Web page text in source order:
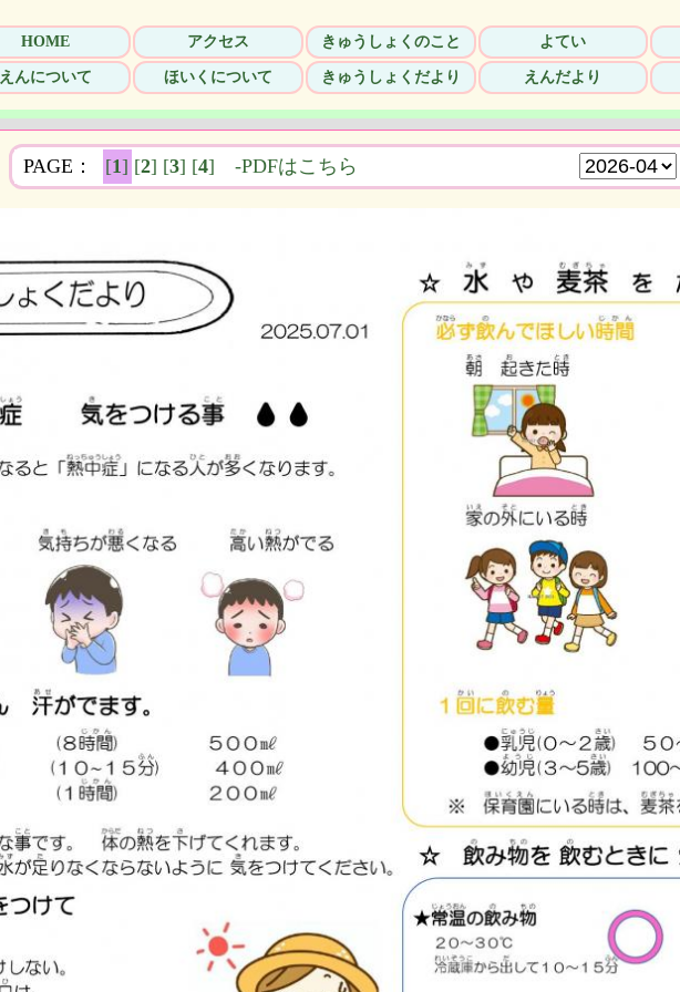
HOME アクセス きゅうしょくのこと よてい
えんについて ほいくについて きゅうしょくだより えんだより
PAGE： [1] [2] [3] [4] -PDFはこちら